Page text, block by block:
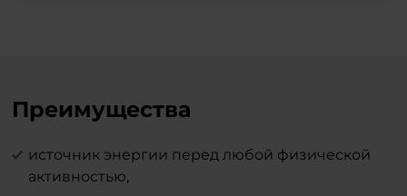
льняное, концентрат моркови, яблоко
земляника сублимированная ̸ порошок
ягод черники, стевиозид (натуральный
Преимущества
источник энергии перед любой физической
активностью,